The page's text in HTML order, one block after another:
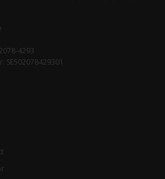
4293
SE502078429301